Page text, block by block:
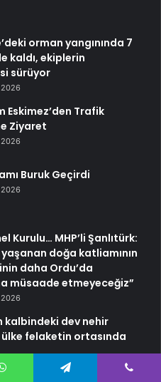
orman yangınında 7
kaldı, ekiplerin
sürüyor
Eskimez’den Trafik
Ziyaret
Buruk Geçirdi
Kurulu… MHP’li Şanlıtürk:
doğa katliamının
daha Ordu’da
müsaade etmeyeceğiz”
kalbindeki dev nehir
ülke felaketin ortasında